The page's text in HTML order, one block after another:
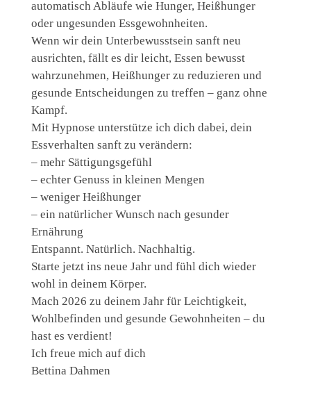
automatisch Abläufe wie Hunger, Heißhunger
oder ungesunden Essgewohnheiten.
Wenn wir dein Unterbewusstsein sanft neu
ausrichten, fällt es dir leicht, Essen bewusst
wahrzunehmen, Heißhunger zu reduzieren und
gesunde Entscheidungen zu treffen – ganz ohne
Kampf.
Mit Hypnose unterstütze ich dich dabei, dein
Essverhalten sanft zu verändern:
– mehr Sättigungsgefühl
– echter Genuss in kleinen Mengen
– weniger Heißhunger
– ein natürlicher Wunsch nach gesunder
Ernährung
Entspannt. Natürlich. Nachhaltig.
Starte jetzt ins neue Jahr und fühl dich wieder
wohl in deinem Körper.
Mach 2026 zu deinem Jahr für Leichtigkeit,
Wohlbefinden und gesunde Gewohnheiten – du
hast es verdient!
Ich freue mich auf dich
Bettina Dahmen